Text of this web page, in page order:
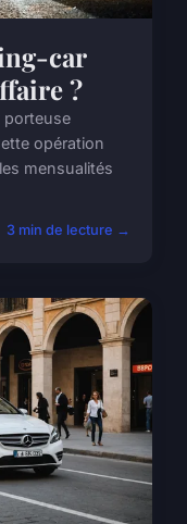
car
?
porteuse
opération
mensualités
3 min de lecture →